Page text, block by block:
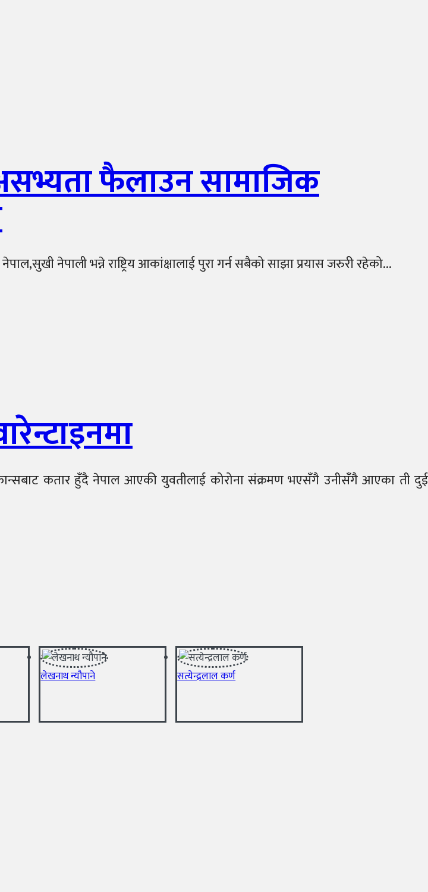
फैलाउन सामाजिक
नेपाली भन्ने राष्ट्रिय आकांक्षालाई पुरा गर्न सबैको साझा प्रयास जरुरी रहेको...
कतार हुँदै नेपाल आएकी युवतीलाई कोरोना संक्रमण भएसँगै उनीसँगै आएका ती दुई
लेखनाथ न्यौपाने सत्येन्द्रलाल कर्ण